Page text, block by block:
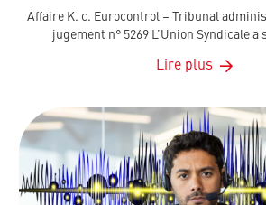
Affaire K. c. Eurocontrol – Tribunal
jugement n° 5269 L’Union Syndicale a
Lire plus